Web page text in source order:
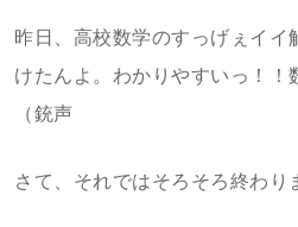
昨日、高校数学のすっげぇイイ
けたんよ。わかりやすいっ！
（銃声
さて、それではそろそろ終わり